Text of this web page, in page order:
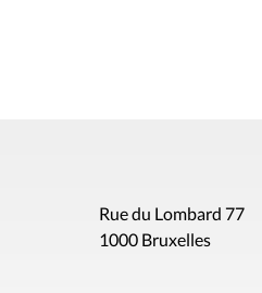
Rue du Lombard 77
1000 Bruxelles